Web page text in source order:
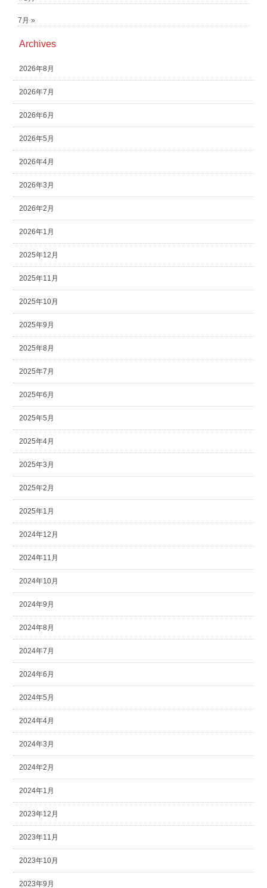
7月 »
Archives
2026年8月
2026年7月
2026年6月
2026年5月
2026年4月
2026年3月
2026年2月
2026年1月
2025年12月
2025年11月
2025年10月
2025年9月
2025年8月
2025年7月
2025年6月
2025年5月
2025年4月
2025年3月
2025年2月
2025年1月
2024年12月
2024年11月
2024年10月
2024年9月
2024年8月
2024年7月
2024年6月
2024年5月
2024年4月
2024年3月
2024年2月
2024年1月
2023年12月
2023年11月
2023年10月
2023年9月